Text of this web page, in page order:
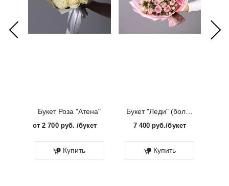
Букет Роза "Атена"
от2 700 руб. /букет
Купить
Букет "Леди" (большой)
7 400 руб./букет
Купить